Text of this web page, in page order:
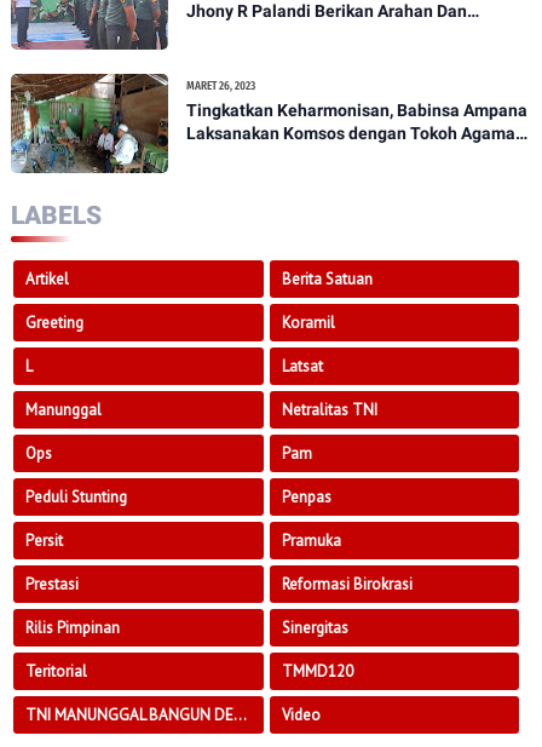
Jhony R Palandi Berikan Arahan Dan
MARET 26, 2023
Tingkatkan Keharmonisan, Babinsa Ampana
Laksanakan Komsos dengan Tokoh Agama
LABELS
Artikel Berita Satuan
Greeting Koramil
L Latsat
Manunggal Netralitas TNI
Ops Pam
Peduli Stunting Penpas
Persit Pramuka
Prestasi Reformasi Birokrasi
Rilis Pimpinan Sinergitas
Teritorial TMMD120
TNI MANUNGGAL BANGUN DESA Video